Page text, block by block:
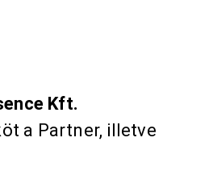
Kft.
a Partner, illetve